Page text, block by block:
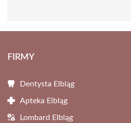
FIRMY
Dentysta Elbląg
Apteka Elbląg
Lombard Elbląg